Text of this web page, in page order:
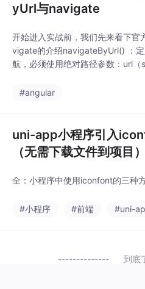
yUrl与navigate
开始进入实战前，我们先来看下
vigate的介绍navigateByUrl() ：
航，必须使用绝对路径参数：url
个Promise。当导航成功时，它会
#angular
uni-app小程序引入
（无需下载文件到项目）
全：小程序中使用iconfont的三种
#小程序 #前端 #uni-
到底